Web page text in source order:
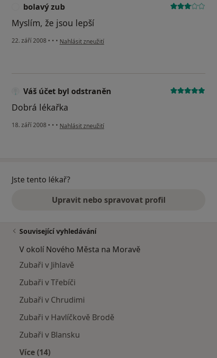
bolavý zub
Myslím, že jsou lepší
22. září 2008 • • • podle názoru uživatele bolavý zub
Nahlásit zneužití
Váš účet byl odstraněn
Dobrá lékařka
18. září 2008 • • • podle názoru uživatele Váš účet byl odstraněn
Nahlásit zneužití
Jste tento lékař?
Upravit nebo spravovat profil
Související vyhledávání
V okolí Nového Města na Moravě
Zubaři v Jihlavě
Zubaři v Třebíči
Zubaři v Chrudimi
Zubaři v Havlíčkově Brodě
Zubaři v Blansku
Více (14)